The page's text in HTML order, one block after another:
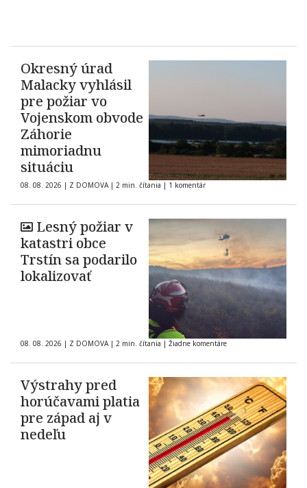
Okresný úrad
Malacky vyhlásil
pre požiar vo
Vojenskom obvode
Záhorie
mimoriadnu
situáciu
08. 08. 2026 | Z DOMOVA | 2 min. čítania | 1 komentár
Lesný požiar v
katastri obce
Trstín sa podarilo
lokalizovať
08. 08. 2026 | Z DOMOVA | 2 min. čítania | Žiadne komentáre
Výstrahy pred
horúčavami platia
pre západ aj v
nedeľu